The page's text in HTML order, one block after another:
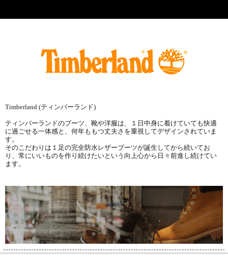
Timberland (ティンバーランド)
ティンバーランドのブーツ、靴や洋服は、１日中身に着けていても快適
に過ごせる一体感と、何年ももつ丈夫さを重視してデザインされていま
す。
そのこだわりは１足の完全防水レザーブーツが誕生してから続いてお
り、常にいいものを作り続けたいという向上心から日々前進し続けてい
ます。